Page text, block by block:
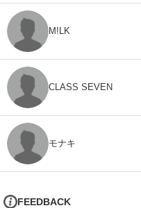
M!LK
CLASS SEVEN
モナキ
FEEDBACK